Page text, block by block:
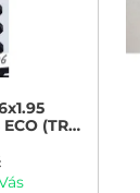
(TR-